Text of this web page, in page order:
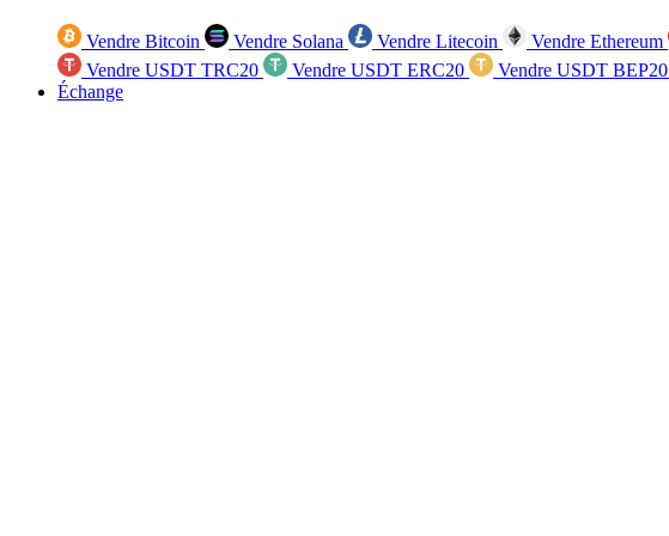
Vendre Bitcoin Vendre Solana Vendre Litecoin Vendre Ethereum
Vendre USDT TRC20
Vendre USDT ERC20 Vendre USDT BEP20
Échange